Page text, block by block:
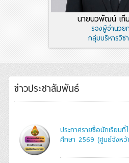
นายนวพัฒน์ เก็
รองผู้อำนวย
กลุ่มบริหารวิช
ข่าวประชาสัมพันธ์
ประกาศรายชื่อนักเรียน
ศึกษา 2569 (ศูนย์จังห